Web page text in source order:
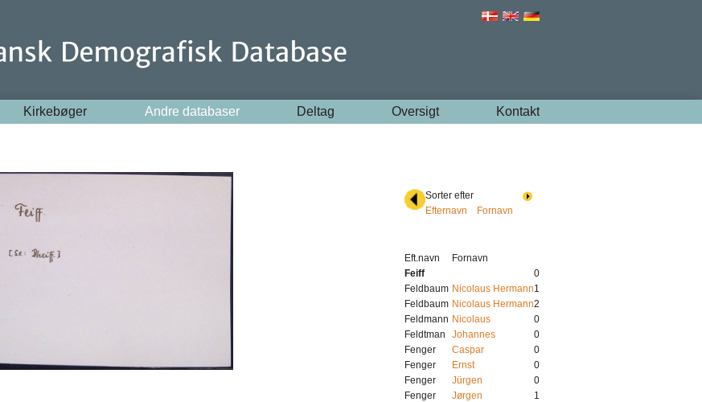
Kirkebøger Andre databaser Deltag Oversigt Kontakt
Sorter efter
Efternavn
Fornavn
Eft.navn
Fornavn
Feiff
0
Feldbaum Nicolaus Hermann1
Feldbaum Nicolaus Hermann2
Feldmann Nicolaus
0
Feldtman
Johannes
0
Fenger
Caspar
0
Fenger
Ernst
0
Fenger
Jürgen
0
Fenger
Jørgen
1